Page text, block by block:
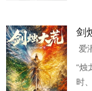
抗”
剑
爱
“烛
时